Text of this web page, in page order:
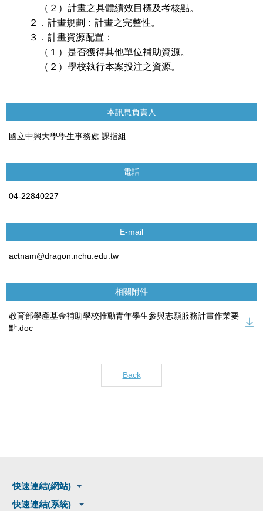
（２）計畫之具體績效目標及考核點。
２．計畫規劃：計畫之完整性。
３．計畫資源配置：
（１）是否獲得其他單位補助資源。
（２）學校執行本案投注之資源。
本訊息負責人
國立中興大學學生事務處 課指組
電話
04-22840227
E-mail
actnam@dragon.nchu.edu.tw
相關附件
教育部學產基金補助學校推動青年學生參與志願服務計畫作業要
點.doc
Back
快速連結(網站)
快速連結(系統)